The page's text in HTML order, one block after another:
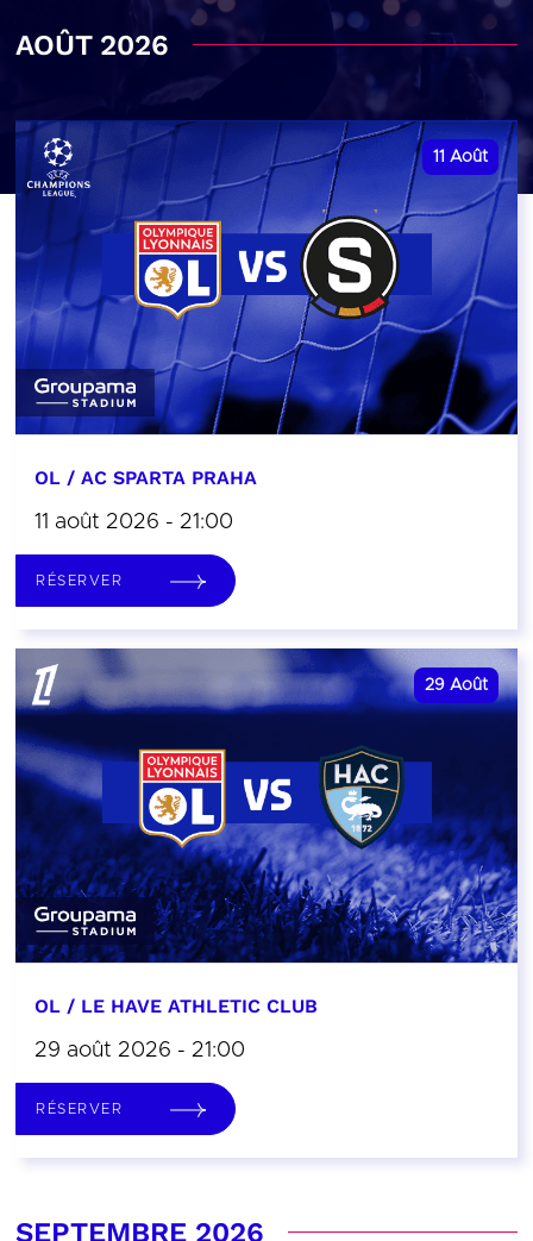
AOÛT 2026
11 Août
OL / AC SPARTA PRAHA
11 août 2026 - 21:00
RÉSERVER
29 Août
OL / LE HAVE ATHLETIC CLUB
29 août 2026 - 21:00
RÉSERVER
SEPTEMBRE 2026